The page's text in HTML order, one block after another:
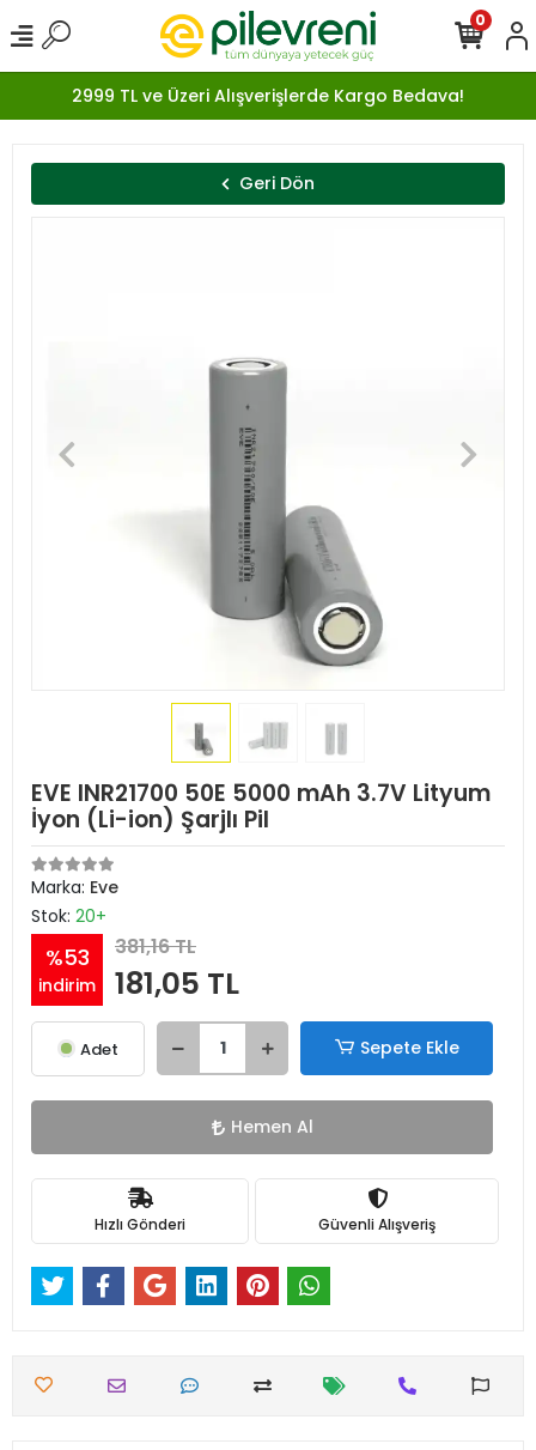
2999 TL ve Üzeri Alışverişlerde Kargo Bedava!
0
Geri Dön
EVE INR21700 50E 5000 mAh 3.7V Lityum
İyon (Li-ion) Şarjlı Pil
Marka: Eve
Stok: 20+
%53
indirim
381,16 TL
181,05 TL
Adet Sepete Ekle
Hemen Al
Hızlı Gönderi Güvenli Alışveriş